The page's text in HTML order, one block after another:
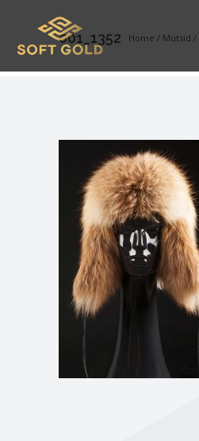
001_1352 Home / Mütsid /